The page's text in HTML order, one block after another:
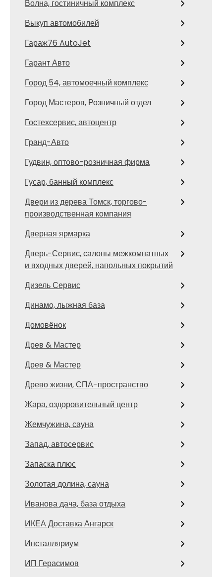
Волна, гостиничный комплекс
Выкуп автомобилей
Гараж76 AutoJet
Гарант Авто
Город 54, автомоечный комплекс
Город Мастеров, Розничный отдел
Гостехсервис, автоцентр
Гранд-Авто
Гудвин, оптово-розничная фирма
Гусар, банный комплекс
Двери из дерева Томск, торгово-
производственная компания
Дверная ярмарка
Дверь-Сервис, салоны межкомнатных
и входных дверей, напольных покрытий
Дизель Сервис
Динамо, лыжная база
Домовёнок
Древ & Мастер
Древ & Мастер
Древо жизни, СПА-пространство
Жара, оздоровительный центр
Жемчужина, сауна
Запад, автосервис
Запаска плюс
Золотая долина, сауна
Иванова дача, база отдыха
ИКЕА Доставка Ангарск
Инсталляриум
ИП Герасимов